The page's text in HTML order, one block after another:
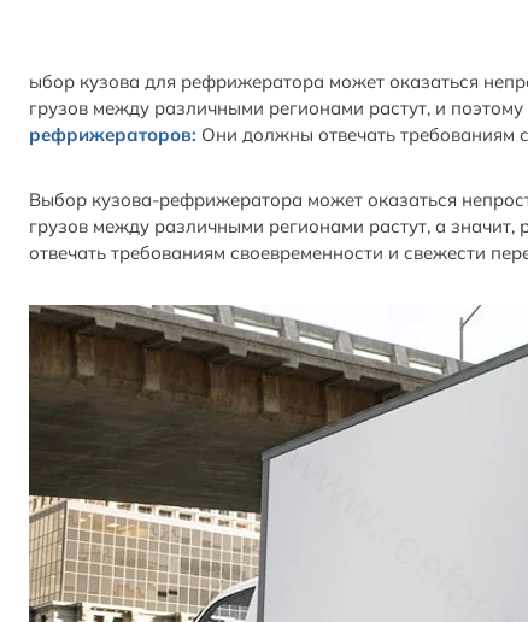
ыбор кузова для рефрижератора может оказаться
грузов между различными регионами растут, и поэтому
рефрижераторов: Они должны отвечать требованиям
Выбор кузова-рефрижератора может оказаться
грузов между различными регионами растут, а
отвечать требованиям своевременности и свежести